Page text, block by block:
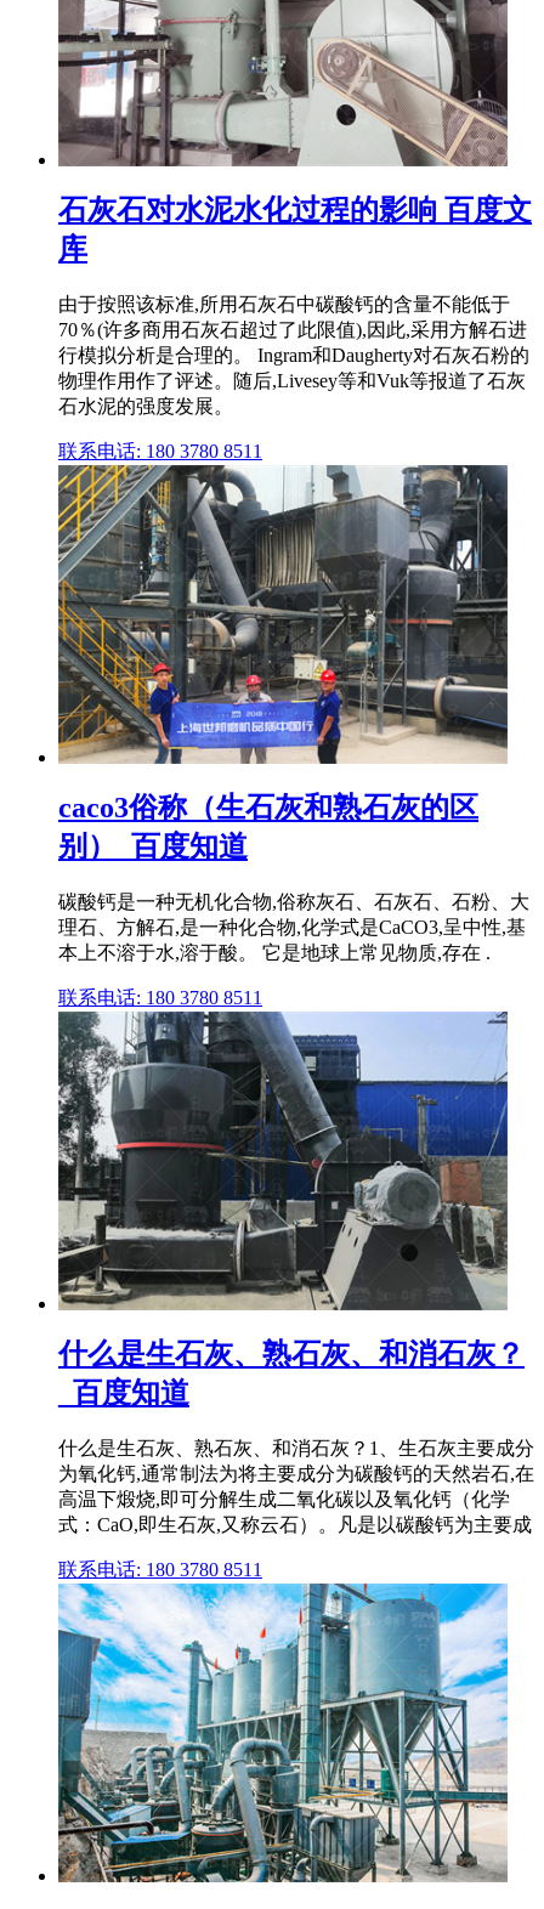
石灰石对水泥水化过程的影响 百度文
库
由于按照该标准,所用石灰石中碳酸钙的含量不能低于
70％(许多商用石灰石超过了此限值),因此,采用方解石进
行模拟分析是合理的。 Ingram和Daugherty对石灰石粉的
物理作用作了评述。随后,Livesey等和Vuk等报道了石灰
石水泥的强度发展。
联系电话: 180 3780 8511
caco3俗称（生石灰和熟石灰的区
别）_百度知道
碳酸钙是一种无机化合物,俗称灰石、石灰石、石粉、大
理石、方解石,是一种化合物,化学式是CaCO3,呈中性,基
本上不溶于水,溶于酸。 它是地球上常见物质,存在 .
联系电话: 180 3780 8511
什么是生石灰、熟石灰、和消石灰？
_百度知道
什么是生石灰、熟石灰、和消石灰？1、生石灰主要成分
为氧化钙,通常制法为将主要成分为碳酸钙的天然岩石,在
高温下煅烧,即可分解生成二氧化碳以及氧化钙（化学
式：CaO,即生石灰,又称云石）。凡是以碳酸钙为主要成
联系电话: 180 3780 8511